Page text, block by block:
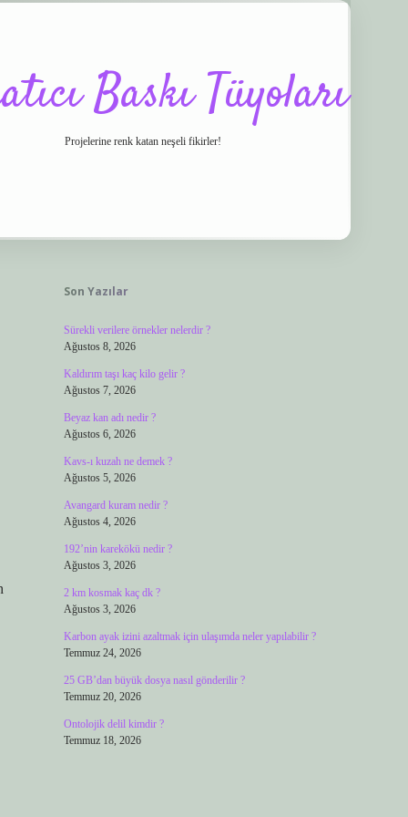
Baskı Tüyoları
Projelerine renk katan neşeli fikirler!
Son Yazılar
Sürekli verilere örnekler nelerdir ?
Ağustos 8, 2026
Kaldırım taşı kaç kilo gelir ?
Ağustos 7, 2026
Beyaz kan adı nedir ?
Ağustos 6, 2026
Kavs-ı kuzah ne demek ?
Ağustos 5, 2026
Avangard kuram nedir ?
Ağustos 4, 2026
192’nin karekökü nedir ?
Ağustos 3, 2026
2 km kosmak kaç dk ?
Ağustos 3, 2026
Karbon ayak izini azaltmak için ulaşımda neler yapılabilir ?
Temmuz 24, 2026
25 GB’dan büyük dosya nasıl gönderilir ?
Temmuz 20, 2026
Ontolojik delil kimdir ?
Temmuz 18, 2026